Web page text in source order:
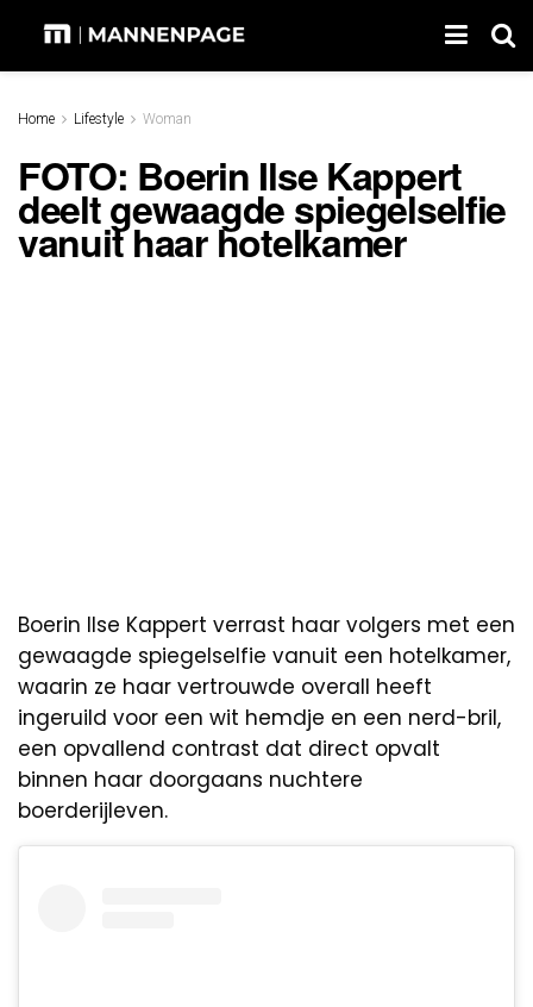
Home Lifestyle Woman
FOTO: Boerin Ilse Kappert
deelt gewaagde spiegelselfie
vanuit haar hotelkamer
Boerin Ilse Kappert verrast haar volgers met een
gewaagde spiegelselfie vanuit een hotelkamer,
waarin ze haar vertrouwde overall heeft
ingeruild voor een wit hemdje en een nerd-bril,
een opvallend contrast dat direct opvalt
binnen haar doorgaans nuchtere
boerderijleven.